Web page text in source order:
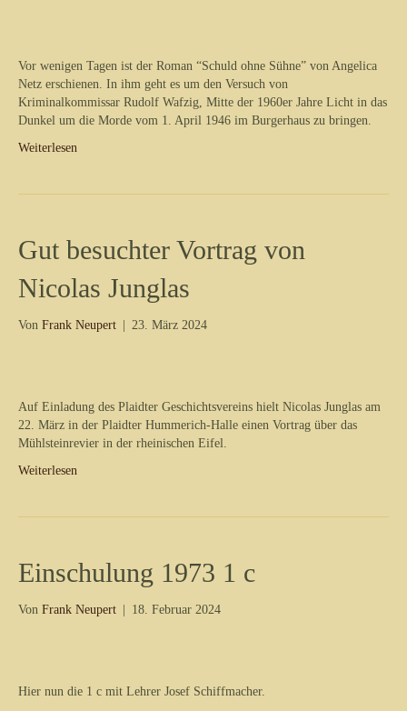
Vor wenigen Tagen ist der Roman “Schuld ohne Sühne” von Angelica
Netz erschienen. In ihm geht es um den Versuch von
Kriminalkommissar Rudolf Wafzig, Mitte der 1960er Jahre Licht in das
Dunkel um die Morde vom 1. April 1946 im Burgerhaus zu bringen.
Weiterlesen
Gut besuchter Vortrag von
Nicolas Junglas
Von Frank Neupert 23. März 2024
Auf Einladung des Plaidter Geschichtsvereins hielt Nicolas Junglas am
22. März in der Plaidter Hummerich-Halle einen Vortrag über das
Mühlsteinrevier in der rheinischen Eifel.
Weiterlesen
Einschulung 1973 1 c
Von Frank Neupert 18. Februar 2024
Hier nun die 1 c mit Lehrer Josef Schiffmacher.